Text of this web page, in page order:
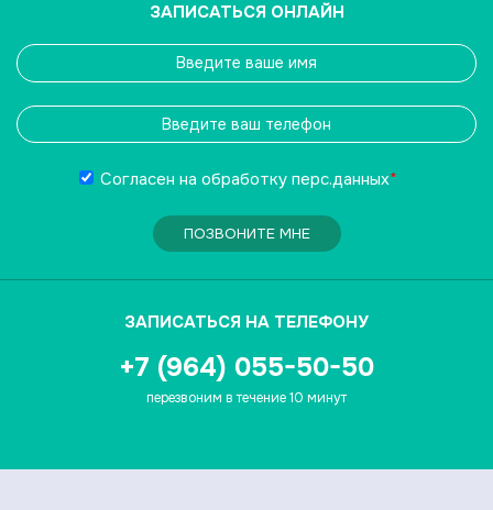
ЗАПИСАТЬСЯ ОНЛАЙН
Согласен на обработку перс.данных*
ПОЗВОНИТЕ МНЕ
ЗАПИСАТЬСЯ НА ТЕЛЕФОНУ
+7 (964) 055-50-50
перезвоним в течение 10 минут